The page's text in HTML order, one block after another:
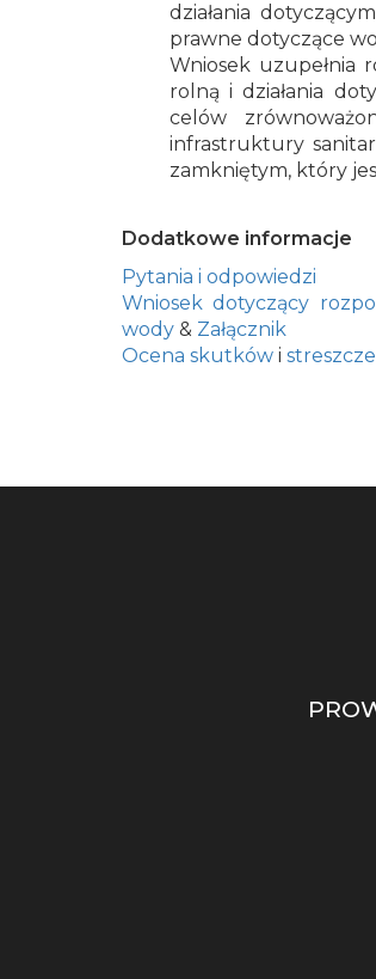
działania
prawne dotyczące
Wniosek uzupełnia
rolną i działania
celów
infrastruktury
zamkniętym, który
Dodatkowe informacje
Pytania i odpowiedzi
Wniosek dotyczący
wody & Załącznik
Ocena skutków i